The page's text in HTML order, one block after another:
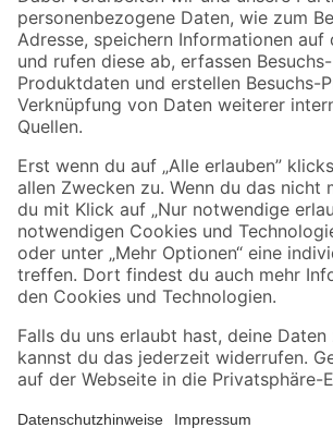
Zahlungsarten
Sicher einkaufen
Jetzt die toom-App herunterladen
Alle Preisangaben in EUR inkl. gesetzl. MwSt.. Die
Umständen nicht in allen Märkten verfügbar. Die angegebenen
Produkte nur solange der Vorrat reicht.
*Paketversand ab 59 € versandkostenfrei, gilt nicht für Artikel